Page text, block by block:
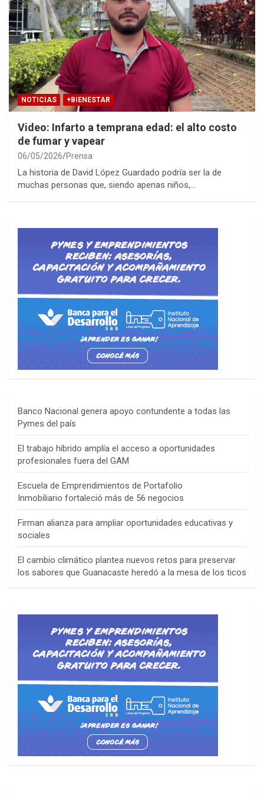
NOTICIAS +BIENESTAR
Video: Infarto a temprana edad: el alto costo
de fumar y vapear
06/05/2026 Prensa
La historia de David López Guardado podría ser la de
muchas personas que, siendo apenas niños,…
Banco Nacional genera apoyo contundente a todas las
Pymes del país
El trabajo híbrido amplía el acceso a oportunidades
profesionales fuera del GAM
Escuela de Emprendimientos de Portafolio
Inmobiliario fortaleció más de 56 negocios
Firman alianza para ampliar oportunidades educativas y
sociales
El cambio climático plantea nuevos retos para preservar
los sabores que Guanacaste heredó a la mesa de los ticos